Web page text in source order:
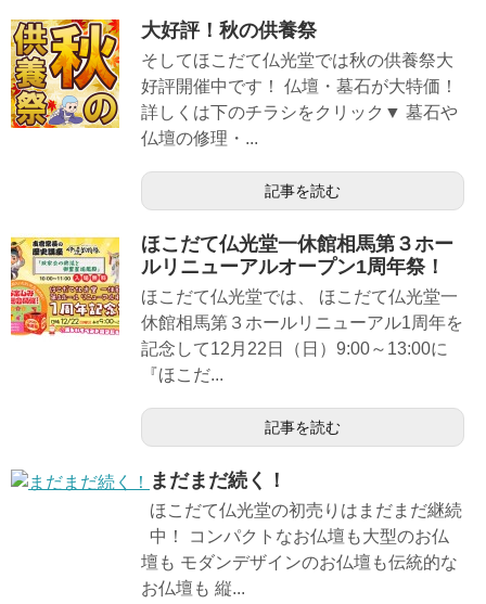
大好評！秋の供養祭
そしてほこだて仏光堂では秋の供養祭大
好評開催中です！ 仏壇・墓石が大特価！
詳しくは下のチラシをクリック▼ 墓石や
仏壇の修理・...
記事を読む
ほこだて仏光堂一休館相馬第３ホー
ルリニューアルオープン1周年祭！
ほこだて仏光堂では、 ほこだて仏光堂一
休館相馬第３ホールリニューアル1周年を
記念して12月22日（日）9:00～13:00に
『ほこだ...
記事を読む
まだまだ続く！
ほこだて仏光堂の初売りはまだまだ継続
中！ コンパクトなお仏壇も大型のお仏
壇も モダンデザインのお仏壇も伝統的な
お仏壇も 縦...